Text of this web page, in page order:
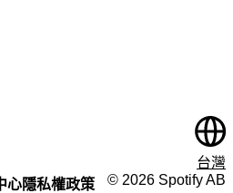
心隱私權政策 © 2026 Spotify AB
台灣